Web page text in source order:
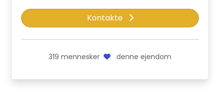
Kontakte
319 mennesker denne ejendom